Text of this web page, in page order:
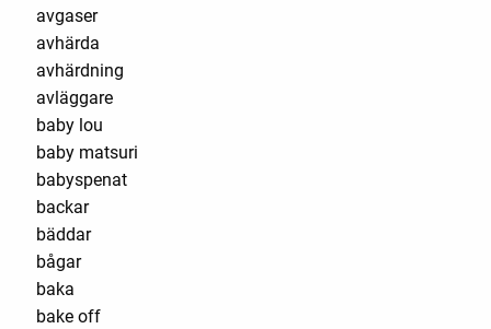
avgaser
avhärda
avhärdning
avläggare
baby lou
baby matsuri
babyspenat
backar
bäddar
bågar
baka
bake off